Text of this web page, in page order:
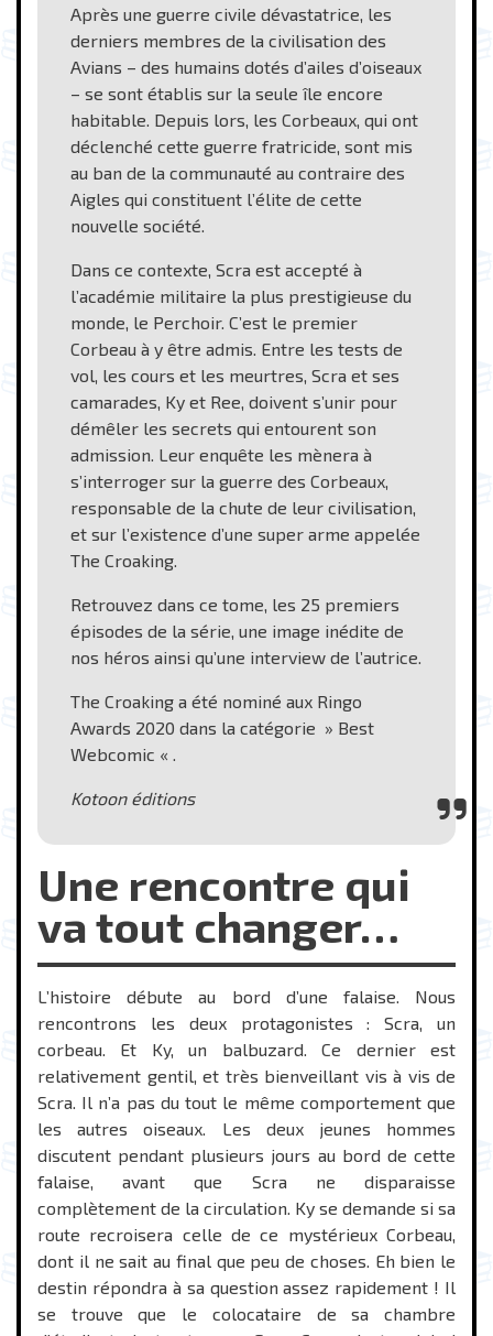
Après une guerre civile dévastatrice, les
derniers membres de la civilisation des
Avians – des humains dotés d’ailes d’oiseaux
– se sont établis sur la seule île encore
habitable. Depuis lors, les Corbeaux, qui ont
déclenché cette guerre fratricide, sont mis
au ban de la communauté au contraire des
Aigles qui constituent l’élite de cette
nouvelle société.
Dans ce contexte, Scra est accepté à
l’académie militaire la plus prestigieuse du
monde, le Perchoir. C’est le premier
Corbeau à y être admis. Entre les tests de
vol, les cours et les meurtres, Scra et ses
camarades, Ky et Ree, doivent s’unir pour
démêler les secrets qui entourent son
admission. Leur enquête les mènera à
s’interroger sur la guerre des Corbeaux,
responsable de la chute de leur civilisation,
et sur l’existence d’une super arme appelée
The Croaking.
Retrouvez dans ce tome, les 25 premiers
épisodes de la série, une image inédite de
nos héros ainsi qu’une interview de l’autrice.
The Croaking a été nominé aux Ringo
Awards 2020 dans la catégorie » Best
Webcomic « .
Kotoon éditions
Une rencontre qui
va tout changer…
L’histoire débute au bord d’une falaise. Nous
rencontrons les deux protagonistes : Scra, un
corbeau. Et Ky, un balbuzard. Ce dernier est
relativement gentil, et très bienveillant vis à vis de
Scra. Il n’a pas du tout le même comportement que
les autres oiseaux. Les deux jeunes hommes
discutent pendant plusieurs jours au bord de cette
falaise, avant que Scra ne disparaisse
complètement de la circulation. Ky se demande si sa
route recroisera celle de ce mystérieux Corbeau,
dont il ne sait au final que peu de choses. Eh bien le
destin répondra à sa question assez rapidement ! Il
se trouve que le colocataire de sa chambre